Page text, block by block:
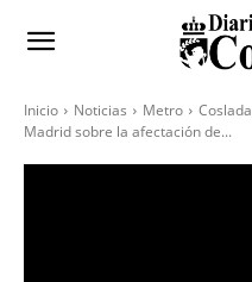
Inicio Noticias Metro
Madrid sobre la afectación de...